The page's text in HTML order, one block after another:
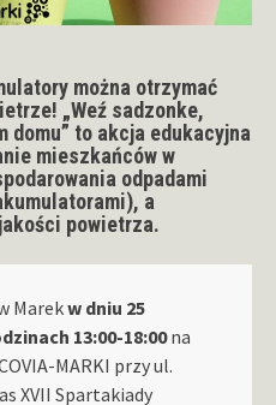
można otrzymać
„Weź sadzonke,
domu” to akcja edukacyjna
mieszkańców w
odpadami
a
powietrza.
Marekw dniu 25
13:00-18:00na
MARKI przy ul.
XVII Spartakiady